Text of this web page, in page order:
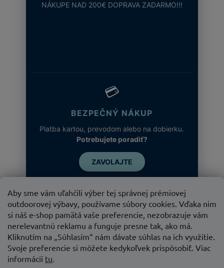
Aby sme vám uľahčili výber tej správnej prémiovej
outdoorovej výbavy, používame súbory cookies. Vďaka nim
si náš e-shop pamätá vaše preferencie, nezobrazuje vám
nerelevantnú reklamu a funguje presne tak, ako má.
Kliknutím na „Súhlasím“ nám dávate súhlas na ich využitie.
Svoje preferencie si môžete kedykoľvek prispôsobiť. Viac
informácií tu.
NÁKUPE NAD 200€ DOPRAVA ZADARMO!!!
💳
BEZPEČNÝ NÁKUP
Platba kartou, prevodom alebo na dobierku.
Potrebujete poradiť?
ZAVOLAJTE